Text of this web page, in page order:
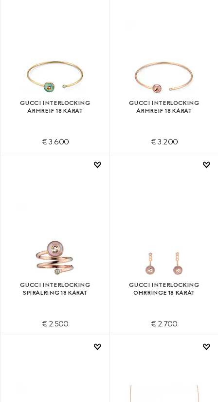
GUCCI INTERLOCKING
ARMREIF 18 KARAT
€ 3.600
GUCCI INTERLOCKING
ARMREIF 18 KARAT
€ 3.200
GUCCI INTERLOCKING
SPIRALRING 18 KARAT
€ 2.500
GUCCI INTERLOCKING
OHRRINGE 18 KARAT
€ 2.700